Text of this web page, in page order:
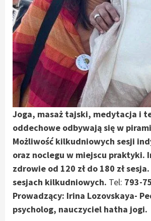
Joga, masaż tajski, medytacja i
oddechowe odbywają się w
Możliwość kilkudniowych sesji
oraz noclegu w miejscu praktyki.
zdrowie od 120 zł do 180 zł
sesjach kilkudniowych. Tel: 793-
Prowadzący: Irina Lozovskaya-
psycholog, nauczyciel hatha jogi.